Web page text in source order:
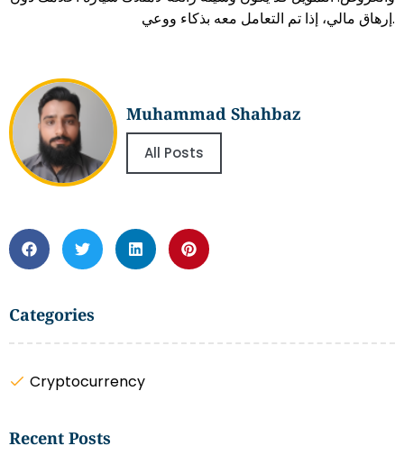
Muhammad Shahbaz
All Posts
Categories
Cryptocurrency
Recent Posts
إرهاق مالي، إذا تم التعامل معه بذكاء ووعي.